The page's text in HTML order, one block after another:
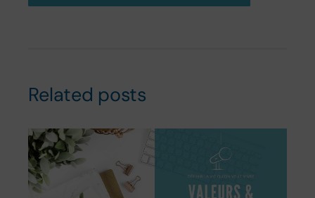
Related posts